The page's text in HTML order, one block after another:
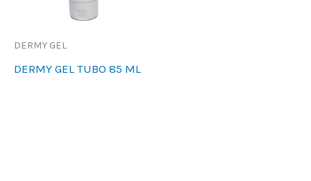
DERMY GEL
DERMY GEL TUBO 85 ML